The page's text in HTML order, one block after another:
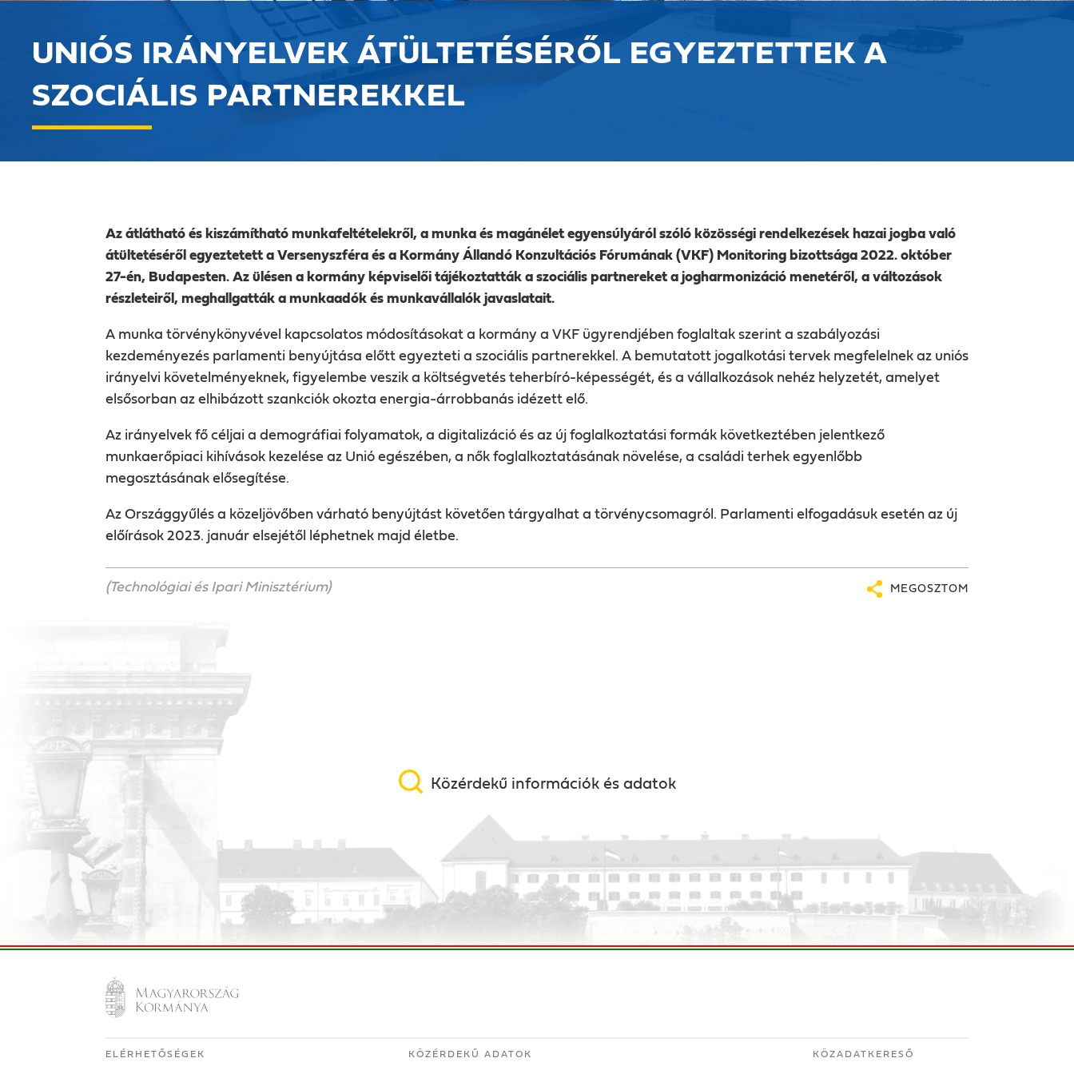
UNIÓS IRÁNYELVEK ÁTÜLTETÉSÉRŐL EGYEZTETTEK A
SZOCIÁLIS PARTNEREKKEL
Az átlátható és kiszámítható munkafeltételekről, a munka és magánélet egyensúlyáról szóló közösségi rendelkezések hazai jogba való
átültetéséről egyeztetett a Versenyszféra és a Kormány Állandó Konzultációs Fórumának (VKF) Monitoring bizottsága 2022. október
27-én, Budapesten. Az ülésen a kormány képviselői tájékoztatták a szociális partnereket a jogharmonizáció menetéről, a változások
részleteiről, meghallgatták a munkaadók és munkavállalók javaslatait.
A munka törvénykönyvével kapcsolatos módosításokat a kormány a VKF ügyrendjében foglaltak szerint a szabályozási
kezdeményezés parlamenti benyújtása előtt egyezteti a szociális partnerekkel. A bemutatott jogalkotási tervek megfelelnek az uniós
irányelvi követelményeknek, figyelembe veszik a költségvetés teherbíró-képességét, és a vállalkozások nehéz helyzetét, amelyet
elsősorban az elhibázott szankciók okozta energia-árrobbanás idézett elő.
Az irányelvek fő céljai a demográfiai folyamatok, a digitalizáció és az új foglalkoztatási formák következtében jelentkező
munkaerőpiaci kihívások kezelése az Unió egészében, a nők foglalkoztatásának növelése, a családi terhek egyenlőbb
megosztásának elősegítése.
Az Országgyűlés a közeljövőben várható benyújtást követően tárgyalhat a törvénycsomagról. Parlamenti elfogadásuk esetén az új
előírások 2023. január elsejétől léphetnek majd életbe.
(Technológiai és Ipari Minisztérium) MEGOSZTOM
Közérdekű információk és adatok
ELÉRHETŐSÉGEK KÖZÉRDEKŰ ADATOK KÖZADATKERESŐ